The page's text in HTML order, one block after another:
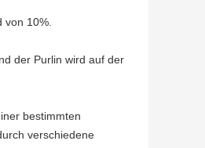
von 10%.
der Purlin wird auf der
bestimmten
verschiedene